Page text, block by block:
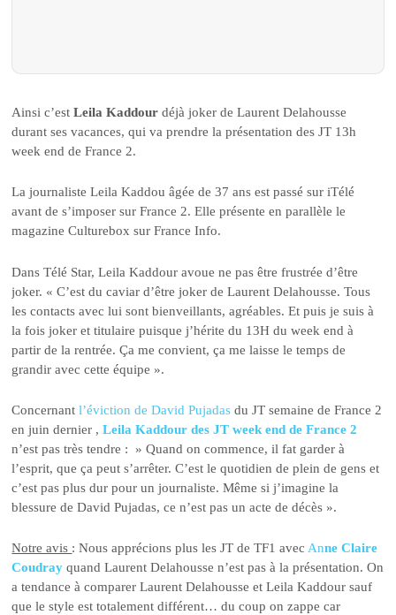
Ainsi c’estLeila Kaddour déjà joker de Laurent Delahousse
durant ses vacances, qui va prendre la présentation des JT 13h
week end de France 2.
La journaliste Leila Kaddou âgée de 37 ans est passé sur iTélé
avant de s’imposer sur France 2. Elle présente en parallèle le
magazine Culturebox sur France Info.
Dans Télé Star, Leila Kaddour avoue ne pas être frustrée d’être
joker. « C’est du caviar d’être joker de Laurent Delahousse. Tous
les contacts avec lui sont bienveillants, agréables. Et puis je suis à
la fois joker et titulaire puisque j’hérite du 13H du week end à
partir de la rentrée. Ça me convient, ça me laisse le temps de
grandir avec cette équipe ».
Concernantl’éviction de David Pujadas du JT semaine de France 2
en juin dernier ,Leila Kaddour des JT week end de France 2
n’est pas très tendre : » Quand on commence, il fat garder à
l’esprit, que ça peut s’arrêter. C’est le quotidien de plein de gens et
c’est pas plus dur pour un journaliste. Même si j’imagine la
blessure de David Pujadas, ce n’est pas un acte de décès ».
Notre avis : Nous apprécions plus les JT de TF1 avecAnne Claire
Coudray quand Laurent Delahousse n’est pas à la présentation. On
a tendance à comparer Laurent Delahousse et Leila Kaddour sauf
que le style est totalement différent… du coup on zappe car